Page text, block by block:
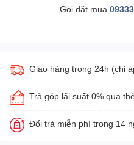
Gọi đặt mua
Giao hàng trong 24h (chỉ
Trả góp lãi suất 0% qua
Đổi trả miễn phí trong 14